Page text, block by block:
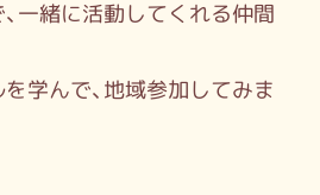
一緒に活動してくれる仲間
学んで、地域参加してみま